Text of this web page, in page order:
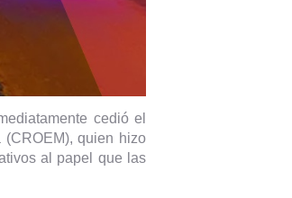
cedió el
quien hizo
al papel que las